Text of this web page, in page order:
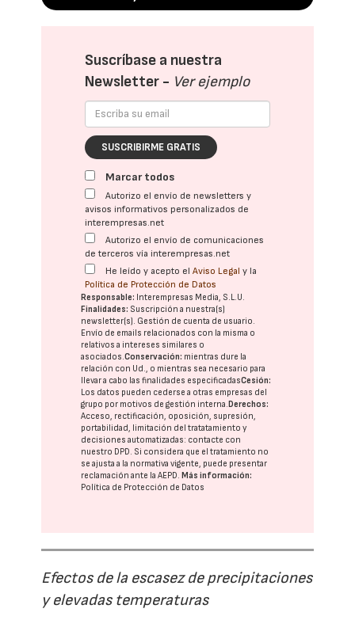
Suscríbase a nuestra
Newsletter - Ver ejemplo
SUSCRIBIRME GRATIS
Marcar todos
Autorizo el envío de newsletters y
avisos informativos personalizados de
interempresas.net
Autorizo el envío de comunicaciones
de terceros vía interempresas.net
He leído y acepto elAviso Legal y la
Política de Protección de Datos
Responsable: Interempresas Media, S.L.U.
Finalidades: Suscripción a nuestra(s)
newsletter(s). Gestión de cuenta de usuario.
Envío de emails relacionados con la misma o
relativos a intereses similares o
asociados.Conservación: mientras dure la
relación con Ud., o mientras sea necesario para
llevar a cabo las finalidades especificadasCesión:
Los datos pueden cederse a otras empresas del
grupo por motivos de gestión interna.Derechos:
Acceso, rectificación, oposición, supresión,
portabilidad, limitación del tratatamiento y
decisiones automatizadas: contacte con
nuestro DPD . Si considera que el tratamiento no
se ajusta a la normativa vigente, puede presentar
reclamación ante laAEPD .Más información:
Política de Protección de Datos
Efectos de la escasez de precipitaciones
y elevadas temperaturas